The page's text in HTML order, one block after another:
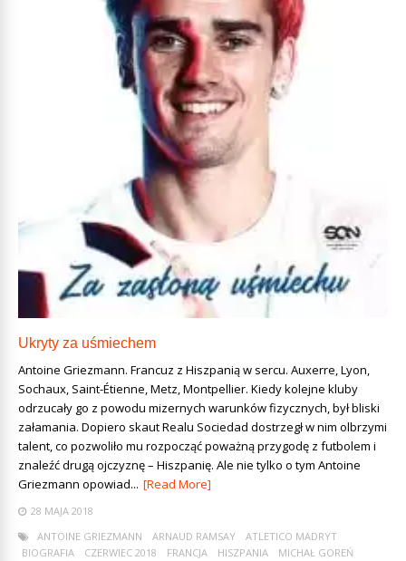
Ukryty za uśmiechem
Antoine Griezmann. Francuz z Hiszpanią w sercu. Auxerre, Lyon,
Sochaux, Saint-Étienne, Metz, Montpellier. Kiedy kolejne kluby
odrzucały go z powodu mizernych warunków fizycznych, był bliski
załamania. Dopiero skaut Realu Sociedad dostrzegł w nim olbrzymi
talent, co pozwoliło mu rozpocząć poważną przygodę z futbolem i
znaleźć drugą ojczyznę – Hiszpanię. Ale nie tylko o tym Antoine
Griezmann opowiad... [Read More]
28 MAJA 2018
ANTOINE GRIEZMANN
ARNAUD RAMSAY
ATLETICO MADRYT
BIOGRAFIA
CZERWIEC 2018 FRANCJA HISZPANIA
MICHAŁ GOREŃ